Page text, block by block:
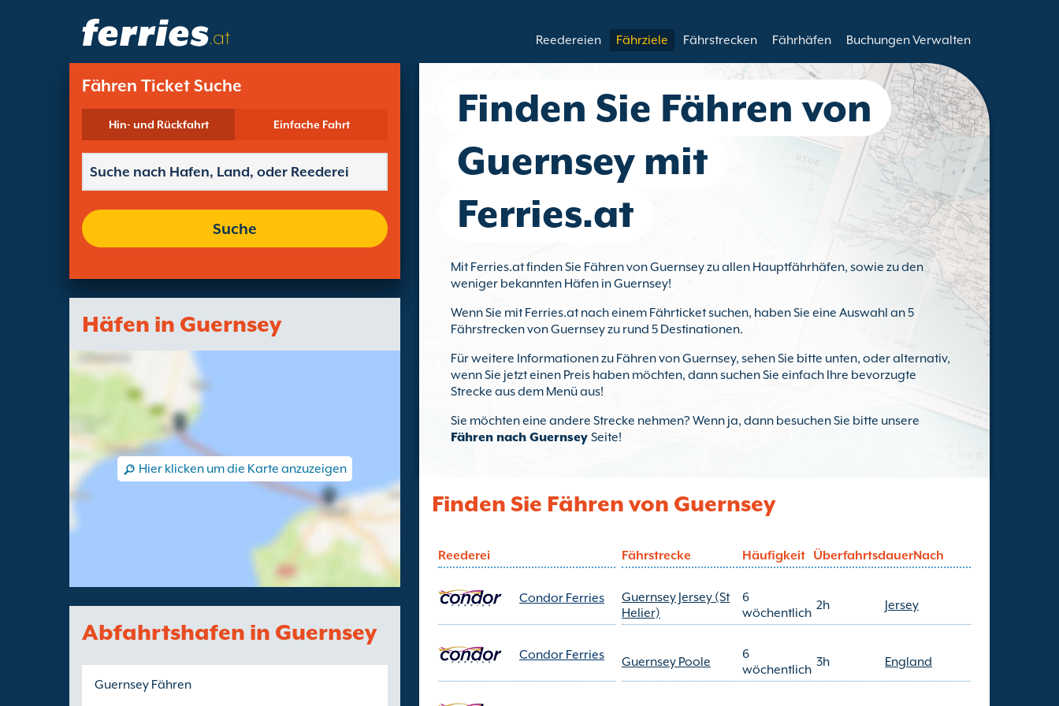
.at Reedereien Fährziele Fährstrecken Fährhäfen Buchungen Verwalten
Fähren Ticket Suche
Hin- und Rückfahrt Einfache Fahrt
Suche
Häfen in Guernsey
Hier klicken um die Karte anzuzeigen
Abfahrtshafen in Guernsey
Guernsey Fähren
Finden Sie Fähren von
Guernsey mit
Ferries.at
Mit Ferries.at finden Sie Fähren von Guernsey zu allen Hauptfährhäfen, sowie zu den
weniger bekannten Häfen in Guernsey!
Wenn Sie mit Ferries.at nach einem Fährticket suchen, haben Sie eine Auswahl an 5
Fährstrecken von Guernsey zu rund 5 Destinationen.
Für weitere Informationen zu Fähren von Guernsey, sehen Sie bitte unten, oder alternativ,
wenn Sie jetzt einen Preis haben möchten, dann suchen Sie einfach Ihre bevorzugte
Strecke aus dem Menü aus!
Sie möchten eine andere Strecke nehmen? Wenn ja, dann besuchen Sie bitte unsere
Fähren nach Guernsey Seite!
Finden Sie Fähren von Guernsey
Reederei Fährstrecke Häufigkeit ÜberfahrtsdauerNach
Condor Ferries
Guernsey Jersey (St
Helier)
6
wöchentlich
2h Jersey
Condor Ferries Guernsey Poole
6
wöchentlich
3h England